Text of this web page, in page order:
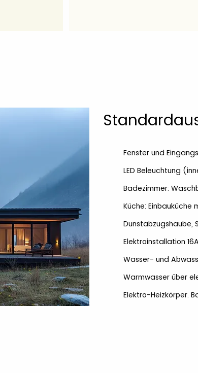
Fenster und
LED Beleuchtung
Badezimmer:
Küche: Einbauküche
Dunstabzugshaube,
Elektroinstallation
Wasser- und
Warmwasser über
Elektro-Heizkörper.